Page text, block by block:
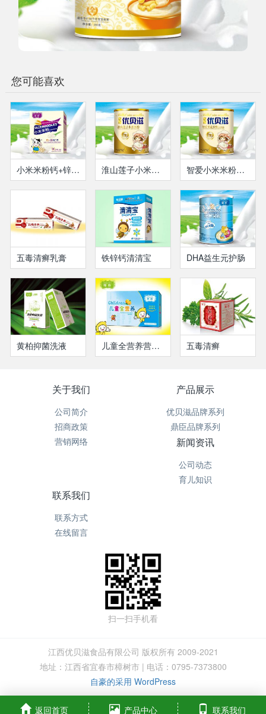
您可能喜欢
小米米粉钙+锌护肠米粉 淮山莲子小米米粉(瓶装） 智爱小米米粉（果蔬多维）(瓶装）
五毒清癣乳膏 铁锌钙清清宝 DHA益生元护肠
黄柏抑菌洗液 儿童全营养营养液 五毒清癣
关于我们
公司简介
招商政策
营销网络
产品展示
优贝滋品牌系列
鼎臣品牌系列
新闻资讯
公司动态
育儿知识
联系我们
联系方式
在线留言
扫一扫手机看
江西优贝滋食品有限公司 版权所有 2009-2021
地址：江西省宜春市樟树市 | 电话：0795-7373800
自豪的采用 WordPress
返回首页 产品中心 联系我们